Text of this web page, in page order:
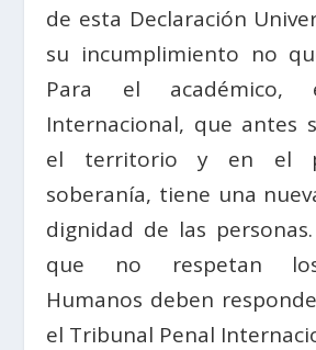
de esta Declaración
su incumplimiento no
Para el académico,
Internacional, que antes
el territorio y en el
soberanía, tiene una
dignidad de las
que no respetan
Humanos deben
el Tribunal Penal